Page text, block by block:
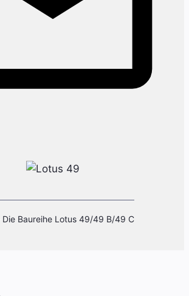
Die Baureihe Lotus 49/49 B/49 C